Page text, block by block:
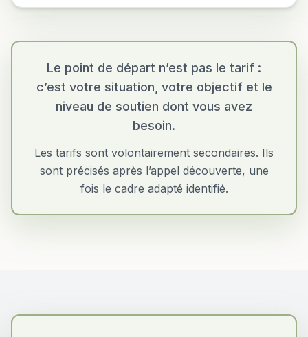
Le point de départ n’est pas le tarif :
c’est votre situation, votre objectif et le
niveau de soutien dont vous avez
besoin.
Les tarifs sont volontairement secondaires. Ils
sont précisés après l’appel découverte, une
fois le cadre adapté identifié.